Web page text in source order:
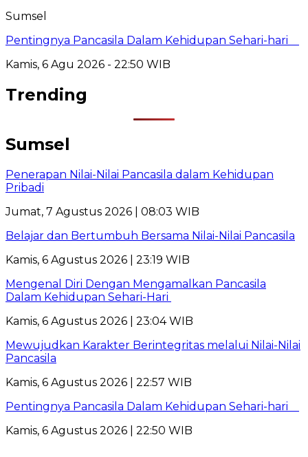
Sumsel
Pentingnya Pancasila Dalam Kehidupan Sehari-hari
Kamis, 6 Agu 2026 - 22:50 WIB
Trending
Sumsel
Penerapan Nilai-Nilai Pancasila dalam Kehidupan
Pribadi
Jumat, 7 Agustus 2026 | 08:03 WIB
Belajar dan Bertumbuh Bersama Nilai-Nilai Pancasila
Kamis, 6 Agustus 2026 | 23:19 WIB
Mengenal Diri Dengan Mengamalkan Pancasila
Dalam Kehidupan Sehari-Hari
Kamis, 6 Agustus 2026 | 23:04 WIB
Mewujudkan Karakter Berintegritas melalui Nilai-Nilai
Pancasila
Kamis, 6 Agustus 2026 | 22:57 WIB
Pentingnya Pancasila Dalam Kehidupan Sehari-hari
Kamis, 6 Agustus 2026 | 22:50 WIB